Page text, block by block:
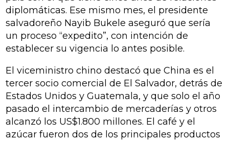
diplomáticas. Ese mismo mes, el presidente
salvadoreño Nayib Bukele aseguró que sería
un proceso “expedito”, con intención de
establecer su vigencia lo antes posible.
El viceministro chino destacó que China es el
tercer socio comercial de El Salvador, detrás de
Estados Unidos y Guatemala, y que solo el año
pasado el intercambio de mercaderías y otros
alcanzó los US$1.800 millones. El café y el
azúcar fueron dos de los principales productos